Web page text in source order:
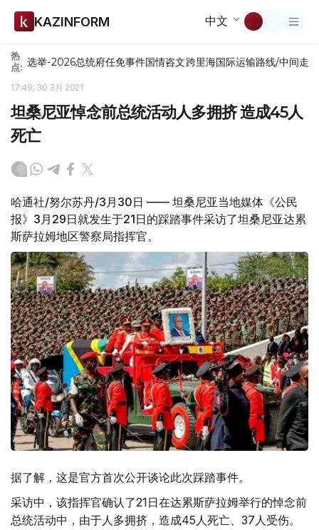
KAZINFORM 中文
热
点: 选举-2026总统府任免事件国情咨文跨里海国际运输路线/中间走廊
17:49, 30 3月 2021
坦桑尼亚悼念前总统活动人多拥挤 造成45人
死亡
哈通社/努尔苏丹/3月30日 —— 坦桑尼亚当地媒体《公民
报》3月29日就发生于21日的踩踏事件采访了坦桑尼亚达累
斯萨拉姆地区警察局指挥官。
据了解，这是官方首次公开谈论此次踩踏事件。
采访中，该指挥官确认了21日在达累斯萨拉姆举行的悼念前
总统活动中，由于人多拥挤，造成45人死亡、37人受伤。